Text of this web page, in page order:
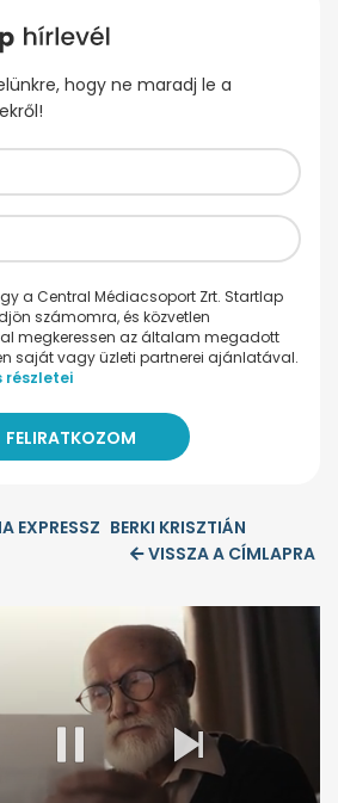
hogy ne maradj le a
a Central Médiacsoport Zrt. Startlap
számomra, és közvetlen
megkeressen az általam megadott
saját vagy üzleti partnerei ajánlatával.
részletei
EXPRESSZ BERKI KRISZTIÁN
VISSZA A CÍMLAPRA